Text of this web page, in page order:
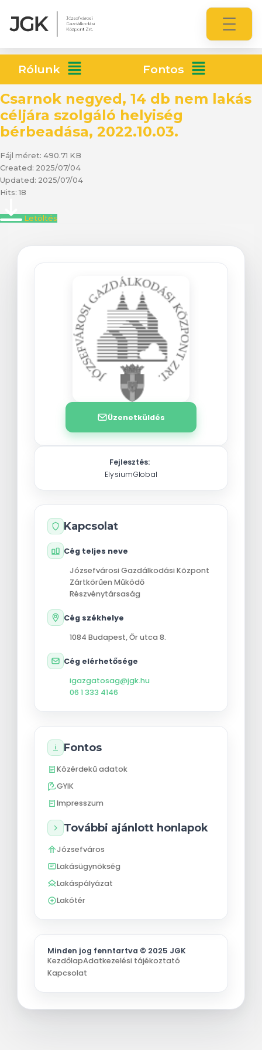
Rólunk Fontos
Csarnok negyed, 14 db nem lakás
céljára szolgáló helyiség
bérbeadása, 2022.10.03.
Fájl méret: 490.71 KB
Created: 2025/07/04
Updated: 2025/07/04
Hits: 18
Letöltés
Üzenetküldés
Fejlesztés:
ElysiumGlobal
Kapcsolat
Cég teljes neve
Józsefvárosi Gazdálkodási Központ
Zártkörűen Működő
Részvénytársaság
Cég székhelye
1084 Budapest,Őr utca 8.
Cég elérhetősége
igazgatosag@jgk.hu
06 1 333 4146
Fontos
Közérdekű adatok
GYIK
Impresszum
További ajánlott honlapok
Józsefváros
Lakásügynökség
Lakáspályázat
Lakótér
Minden jog fenntartva © 2025 JGK
KezdőlapAdatkezelési tájékoztató
Kapcsolat